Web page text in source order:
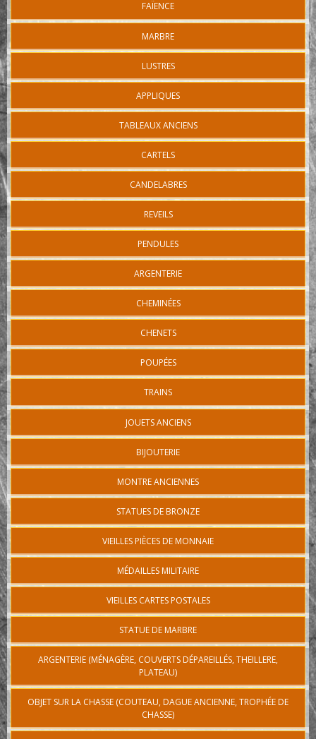
FAÏENCE
MARBRE
LUSTRES
APPLIQUES
TABLEAUX ANCIENS
CARTELS
CANDELABRES
REVEILS
PENDULES
ARGENTERIE
CHEMINÉES
CHENETS
POUPÉES
TRAINS
JOUETS ANCIENS
BIJOUTERIE
MONTRE ANCIENNES
STATUES DE BRONZE
VIEILLES PIÈCES DE MONNAIE
MÉDAILLES MILITAIRE
VIEILLES CARTES POSTALES
STATUE DE MARBRE
ARGENTERIE (MÉNAGÈRE, COUVERTS DÉPAREILLÉS, THEILLERE,
PLATEAU)
OBJET SUR LA CHASSE (COUTEAU, DAGUE ANCIENNE, TROPHÉE DE
CHASSE)